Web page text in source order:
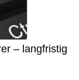
– langfristig